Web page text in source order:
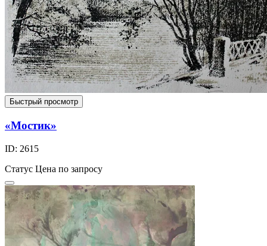
Быстрый просмотр
«Мостик»
ID: 2615
Статус Цена по запросу